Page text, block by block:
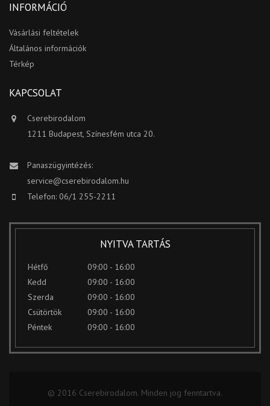
INFORMÁCIÓ
Vásárlási feltételek
Általános információk
Térkép
KAPCSOLAT
Cserebirodalom
1211 Budapest, Színesfém utca 20.
Panaszügyintézés:
service@cserebirodalom.hu
Telefon: 06/1 255-2211
NYITVA TARTÁS
Hétfő
09:00 - 16:00
Kedd
09:00 - 16:00
Szerda
09:00 - 16:00
Csütörtök
09:00 - 16:00
Péntek
09:00 - 16:00
© 2016 Cserebirodalom. Minden jog fenntartva.